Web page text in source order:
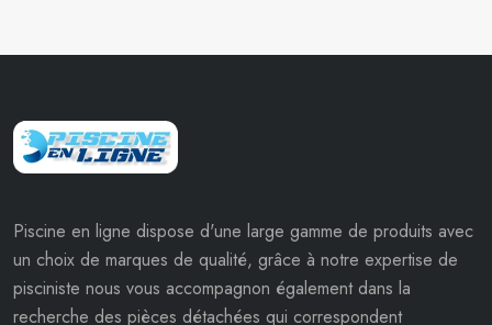
Piscine en ligne dispose d'une large gamme de produits avec
un choix de marques de qualité, grâce à notre expertise de
pisciniste nous vous accompagnon également dans la
recherche des pièces détachées qui correspondent